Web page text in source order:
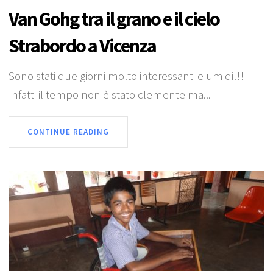
Van Gohg tra il grano e il cielo
Strabordo a Vicenza
Sono stati due giorni molto interessanti e umidi!!!
Infatti il tempo non è stato clemente ma...
CONTINUE READING